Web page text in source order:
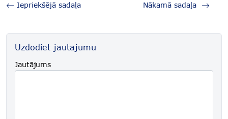
Iepriekšējā sadaļa Nākamā sadaļa
Uzdodiet jautājumu
Jautājums